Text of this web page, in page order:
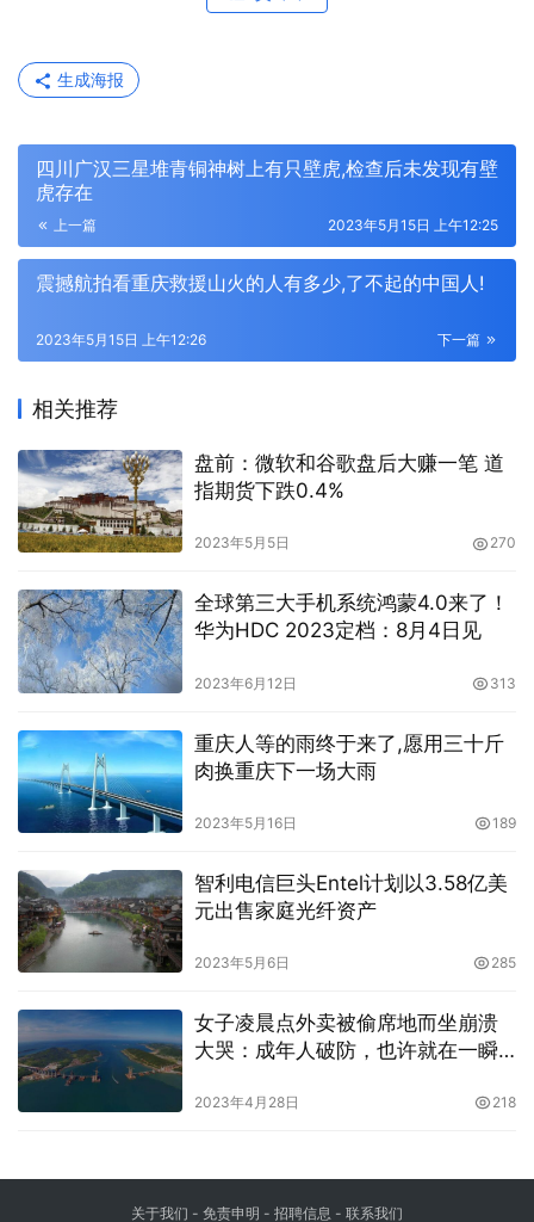
生成海报
四川广汉三星堆青铜神树上有只壁虎,检查后未发现有壁
虎存在
上一篇 2023年5月15日 上午12:25
震撼航拍看重庆救援山火的人有多少,了不起的中国人!
下一篇
2023年5月15日 上午12:26
相关推荐
盘前：微软和谷歌盘后大赚一笔 道
指期货下跌0.4%
2023年5月5日 270
全球第三大手机系统鸿蒙4.0来了！
华为HDC 2023定档：8月4日见
2023年6月12日 313
重庆人等的雨终于来了,愿用三十斤
肉换重庆下一场大雨
2023年5月16日 189
智利电信巨头Entel计划以3.58亿美
元出售家庭光纤资产
2023年5月6日 285
女子凌晨点外卖被偷席地而坐崩溃
大哭：成年人破防，也许就在一瞬
2023年4月28日 218
关于我们 - 免责申明 - 招聘信息 - 联系我们